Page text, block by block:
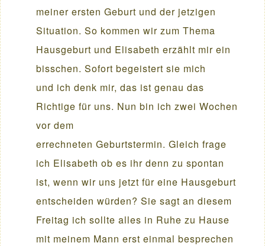
meiner ersten Geburt und der jetzigen
Situation. So kommen wir zum Thema
Hausgeburt und Elisabeth erzählt mir ein
bisschen. Sofort begeistert sie mich
und ich denk mir, das ist genau das
Richtige für uns. Nun bin ich zwei Wochen
vor dem
errechneten Geburtstermin. Gleich frage
ich Elisabeth ob es ihr denn zu spontan
ist, wenn wir uns jetzt für eine Hausgeburt
entscheiden würden? Sie sagt an diesem
Freitag ich sollte alles in Ruhe zu Hause
mit meinem Mann erst einmal besprechen